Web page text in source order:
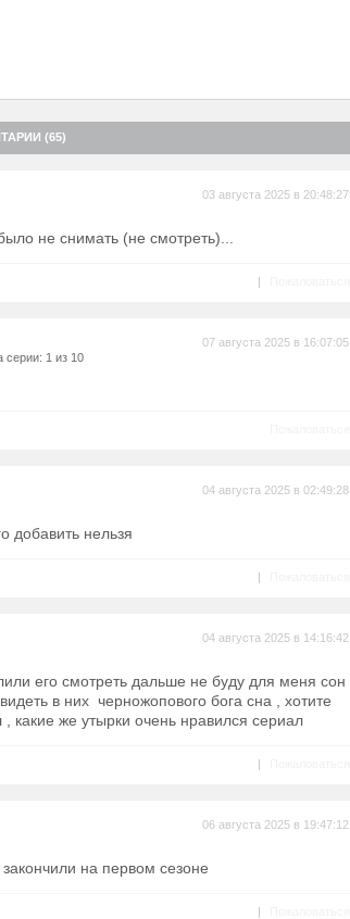
(65)
03 августа 2025 в 20:48:27
не снимать (не смотреть)...
|
серии: 1 из 10
07 августа 2025 в 16:07:05
04 августа 2025 в 02:49:28
добавить нельзя
|
04 августа 2025 в 14:16:42
его смотреть дальше не буду для меня сон
в них черножопового бога сна , хотите
какие же утырки очень нравился сериал
|
06 августа 2025 в 19:47:12
на первом сезоне
|